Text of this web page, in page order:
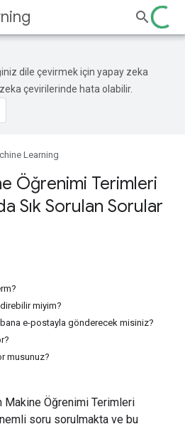
dile çevirmek için yapay zeka
çevirilerinde hata olabilir.
Learning
Öğrenimi Terimleri
Sık Sorulan Sorular
miyim?
bana e-postayla gönderecek misiniz?
musunuz?
Makine Öğrenimi Terimleri
soru sorulmakta ve bu